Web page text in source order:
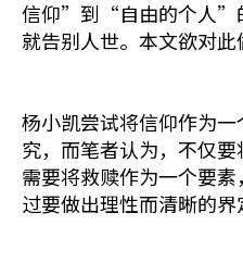
信仰”到“自由的个人”
就告别人世。本文欲对此
杨小凯尝试将信仰作为
究，而笔者认为，不仅
需要将救赎作为一个要
过要做出理性而清晰的界